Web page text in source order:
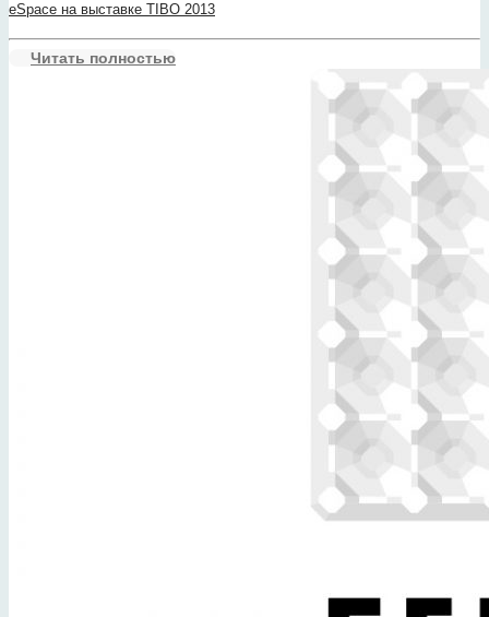
eSpace на выставке TIBO 2013
Читать полностью